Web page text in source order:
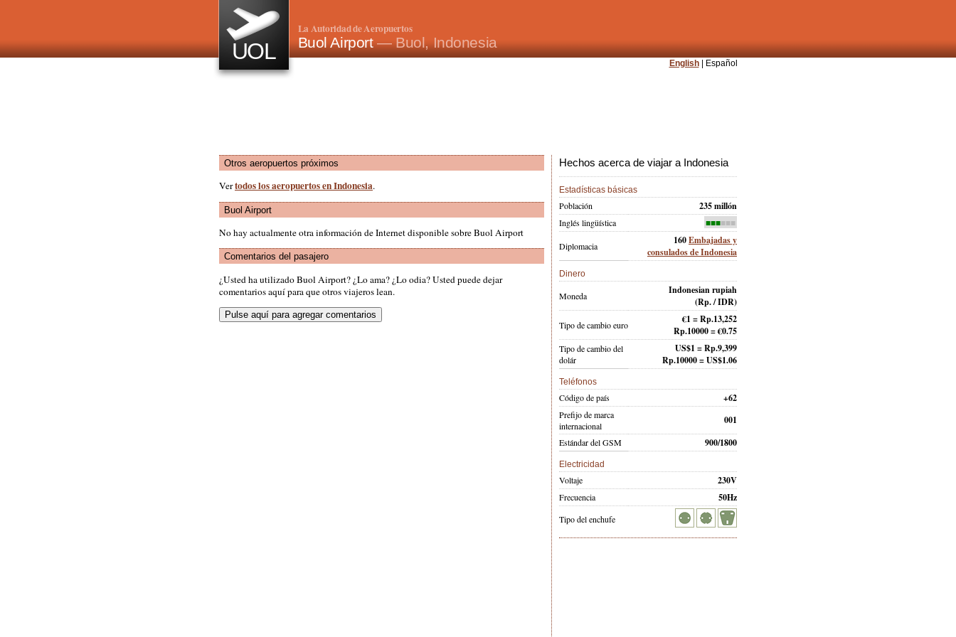
UOL
La Autoridad de Aeropuertos
Buol Airport— Buol, Indonesia
English| Español
Otros aeropuertos próximos
Vertodos los aeropuertos en Indonesia.
Buol Airport
No hay actualmente otra información de Internet disponible sobre Buol Airport
Comentarios del pasajero
¿Usted ha utilizado Buol Airport? ¿Lo ama? ¿Lo odia? Usted puede dejar
comentarios aquí para que otros viajeros lean.
Hechos acerca de viajar a Indonesia
Estadísticas básicas
Población 235 millón
Inglés lingüística ■■■■■■
Diplomacia 160Embajadas y
consulados de Indonesia
Dinero
Moneda
Indonesian rupiah
(Rp. / IDR)
Tipo de cambio euro
€1 = Rp.13,252
Rp.10000 = €0.75
Tipo de cambio del
dolár
US$1 = Rp.9,399
Rp.10000 = US$1.06
Teléfonos
Código de país +62
Prefijo de marca
internacional
001
Estándar del GSM 900/1800
Electricidad
Voltaje 230V
Frecuencia 50Hz
Tipo del enchufe